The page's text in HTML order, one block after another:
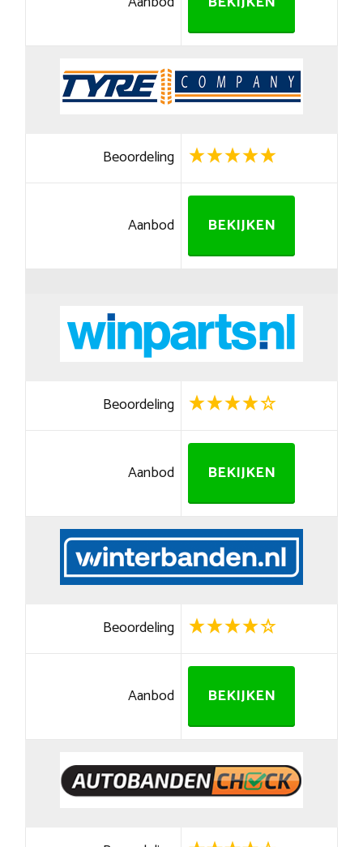
Beoordeling
Aanbod BEKIJKEN
Beoordeling
Aanbod BEKIJKEN
Beoordeling
Aanbod BEKIJKEN